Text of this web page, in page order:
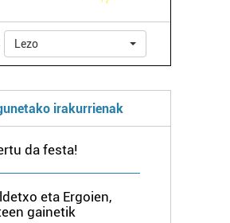
Lezo
irakurrienak
da festa!
eta Ergoien,
gainetik